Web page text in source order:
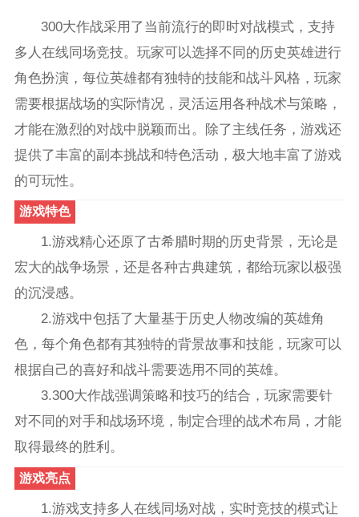
300大作战采用了当前流行的即时对战模式，支持
多人在线同场竞技。玩家可以选择不同的历史英雄进行
角色扮演，每位英雄都有独特的技能和战斗风格，玩家
需要根据战场的实际情况，灵活运用各种战术与策略，
才能在激烈的对战中脱颖而出。除了主线任务，游戏还
提供了丰富的副本挑战和特色活动，极大地丰富了游戏
的可玩性。
游戏特色
1.游戏精心还原了古希腊时期的历史背景，无论是
宏大的战争场景，还是各种古典建筑，都给玩家以极强
的沉浸感。
2.游戏中包括了大量基于历史人物改编的英雄角
色，每个角色都有其独特的背景故事和技能，玩家可以
根据自己的喜好和战斗需要选用不同的英雄。
3.300大作战强调策略和技巧的结合，玩家需要针
对不同的对手和战场环境，制定合理的战术布局，才能
取得最终的胜利。
游戏亮点
1.游戏支持多人在线同场对战，实时竞技的模式让